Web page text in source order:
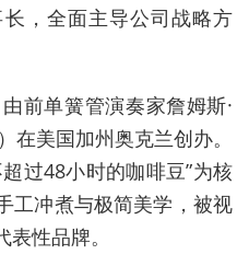
，全面主导公司战略方
前单簧管演奏家詹姆斯·
在美国加州奥克兰创办。
过48小时的咖啡豆”为核
工冲煮与极简美学，被视
性品牌。